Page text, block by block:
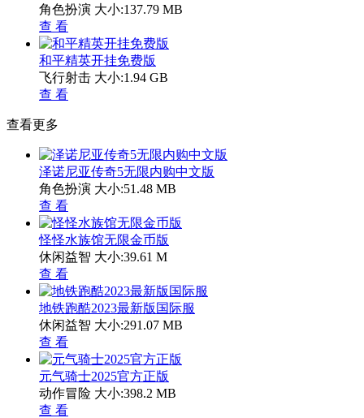
角色扮演 大小:137.79 MB
查 看
和平精英开挂免费版
飞行射击 大小:1.94 GB
查 看
查看更多
泽诺尼亚传奇5无限内购中文版
角色扮演 大小:51.48 MB
查 看
怪怪水族馆无限金币版
休闲益智 大小:39.61 M
查 看
地铁跑酷2023最新版国际服
休闲益智 大小:291.07 MB
查 看
元气骑士2025官方正版
动作冒险 大小:398.2 MB
查 看